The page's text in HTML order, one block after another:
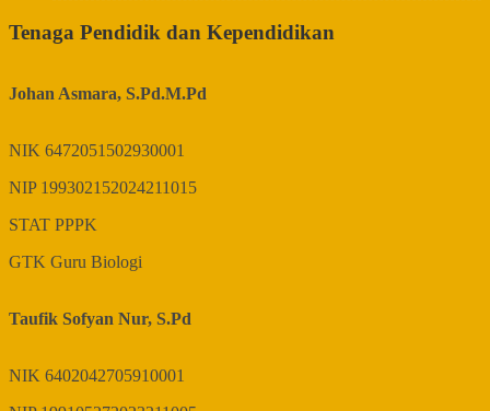
Tenaga Pendidik dan Kependidikan
Johan Asmara, S.Pd.M.Pd
NIK 6472051502930001
NIP 199302152024211015
STAT PPPK
GTK Guru Biologi
Taufik Sofyan Nur, S.Pd
NIK 6402042705910001